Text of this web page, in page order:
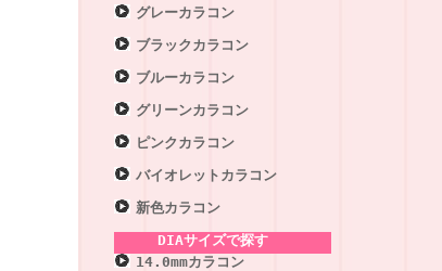
グレーカラコン
ブラックカラコン
ブルーカラコン
グリーンカラコン
ピンクカラコン
バイオレットカラコン
新色カラコン
DIAサイズで探す
14.0mmカラコン